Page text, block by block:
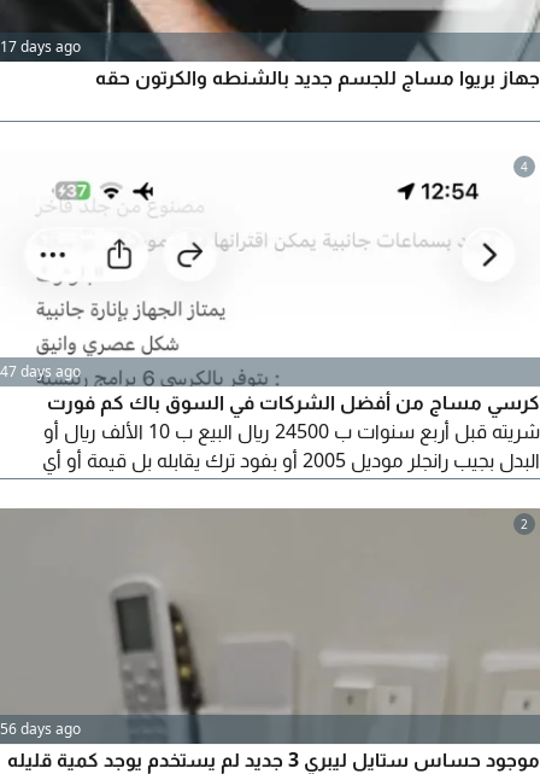
17 days ago
جهاز بريوا مساج للجسم جديد بالشنطه والكرتون حقه
4
47 days ago
كرسي مساج من أفضل الشركات في السوق باك كم فورت
شريته قبل أربع سنوات ب 24500 ريال البيع ب 10 الألف ريال أو
البدل بجيب رانجلر موديل 2005 أو بفود ترك يقابله بل قيمة أو أي
2
56 days ago
موجود حساس ستايل ليبري 3 جديد لم يستخدم يوجد كمية قليله